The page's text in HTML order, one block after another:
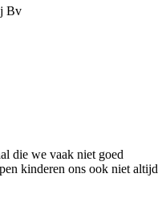
Bv
die we vaak niet goed
kinderen ons ook niet altijd